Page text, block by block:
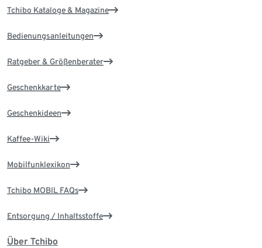
Tchibo Kataloge & Magazine
Bedienungsanleitungen
Ratgeber & Größenberater
Geschenkkarte
Geschenkideen
Kaffee-Wiki
Mobilfunklexikon
Tchibo MOBIL FAQs
Entsorgung / Inhaltsstoffe
Über Tchibo